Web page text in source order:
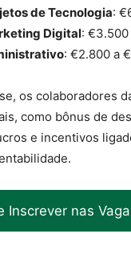
de Tecnologia:
Digital:
: €2.800 a
os colaboradores
como bônus de
e incentivos
Inscrever nas